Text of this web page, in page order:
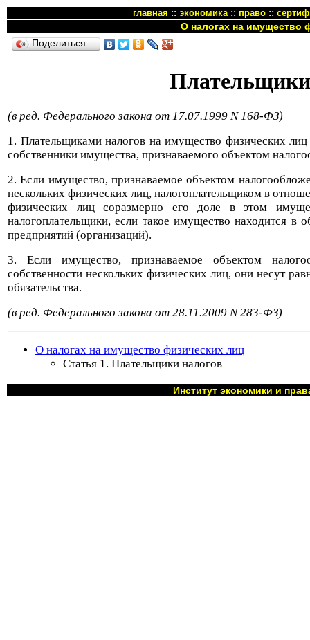
главная :: экономика:: право ::
О налогах на имущество
Поделиться…
(в ред. Федерального закона от 17.07.1999 N 168-ФЗ)
1. Плательщиками налогов на имущество физических
собственники имущества, признаваемого объектом
2. Если имущество, признаваемое объектом
нескольких физических лиц, налогоплательщиком в
физических лиц соразмерно его доле в этом
налогоплательщики, если такое имущество находится в
предприятий (организаций).
3. Если имущество, признаваемое объектом
собственности нескольких физических лиц, они несут
обязательства.
(в ред. Федерального закона от 28.11.2009 N 283-ФЗ)
О налогах на имущество физических лиц
Статья 1. Плательщики налогов
Институт экономики и